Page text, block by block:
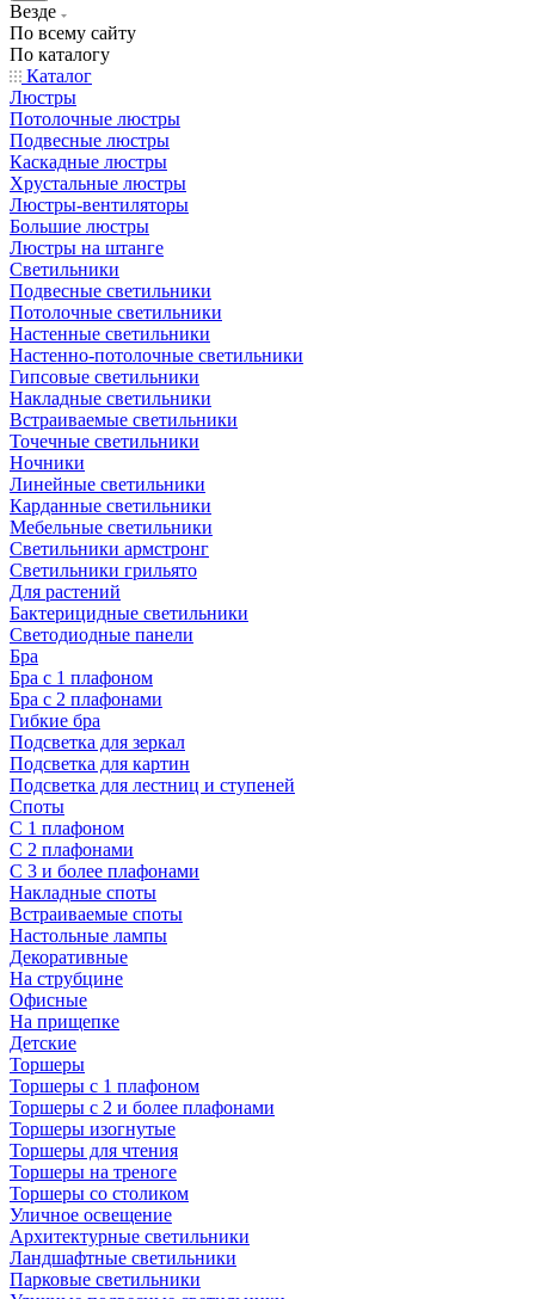
Везде
По всему сайту
По каталогу
Каталог
Люстры
Потолочные люстры
Подвесные люстры
Каскадные люстры
Хрустальные люстры
Люстры-вентиляторы
Большие люстры
Люстры на штанге
Светильники
Подвесные светильники
Потолочные светильники
Настенные светильники
Настенно-потолочные светильники
Гипсовые светильники
Накладные светильники
Встраиваемые светильники
Точечные светильники
Ночники
Линейные светильники
Карданные светильники
Мебельные светильники
Светильники армстронг
Светильники грильято
Для растений
Бактерицидные светильники
Светодиодные панели
Бра
Бра с 1 плафоном
Бра с 2 плафонами
Гибкие бра
Подсветка для зеркал
Подсветка для картин
Подсветка для лестниц и ступеней
Споты
С 1 плафоном
С 2 плафонами
С 3 и более плафонами
Накладные споты
Встраиваемые споты
Настольные лампы
Декоративные
На струбцине
Офисные
На прищепке
Детские
Торшеры
Торшеры с 1 плафоном
Торшеры с 2 и более плафонами
Торшеры изогнутые
Торшеры для чтения
Торшеры на треноге
Торшеры со столиком
Уличное освещение
Архитектурные светильники
Ландшафтные светильники
Парковые светильники